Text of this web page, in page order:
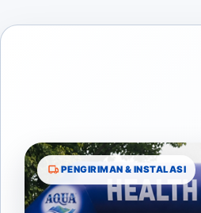
PENGIRIMAN & INSTALASI